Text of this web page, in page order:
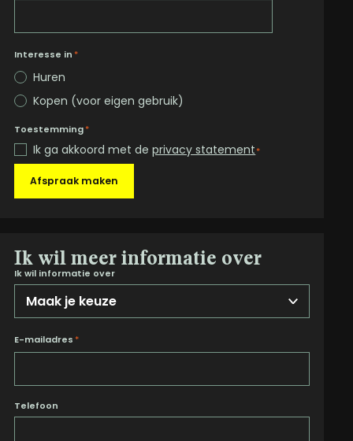
Interesse in *
Huren
Kopen (voor eigen gebruik)
Toestemming*
Ik ga akkoord met deprivacy statement*
Afspraak maken
Ik wil meer informatie over
Ik wil informatie over
E-mailadres *
Telefoon